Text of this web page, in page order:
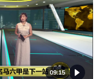
09:15